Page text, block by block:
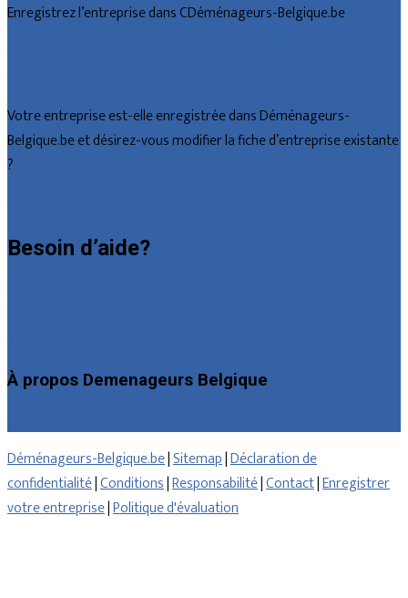
Enregistrez l’entreprise dans CDéménageurs-Belgique.be
Votre entreprise est-elle enregistrée dans Déménageurs-
Belgique.be et désirez-vous modifier la fiche d’entreprise existante
?
Besoin d’aide?
À propos Demenageurs Belgique
Déménageurs-Belgique.be|Sitemap|Déclaration de
confidentialité|Conditions|Responsabilité|Contact|Enregistrer
votre entreprise|Politique d'évaluation